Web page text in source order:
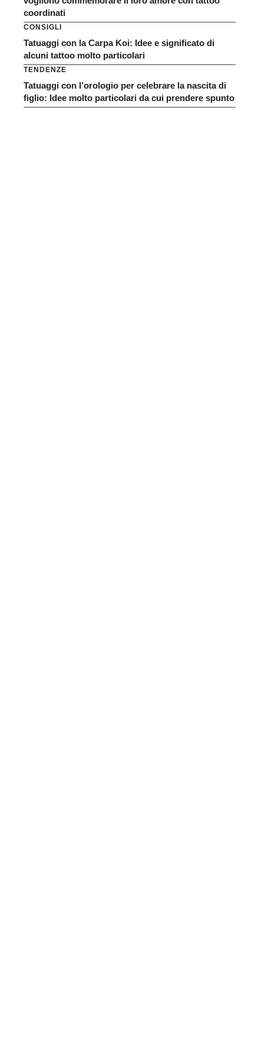
coordinati
CONSIGLI
Tatuaggi con la Carpa Koi: Idee e significato di
alcuni tattoo molto particolari
TENDENZE
Tatuaggi con l’orologio per celebrare la nascita di
figlio: Idee molto particolari da cui prendere spunto